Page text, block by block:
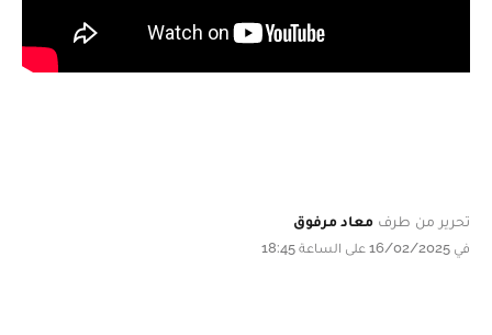
تحرير من طرف معاد مرفوق
في 16/02/2025 على الساعة 18:45